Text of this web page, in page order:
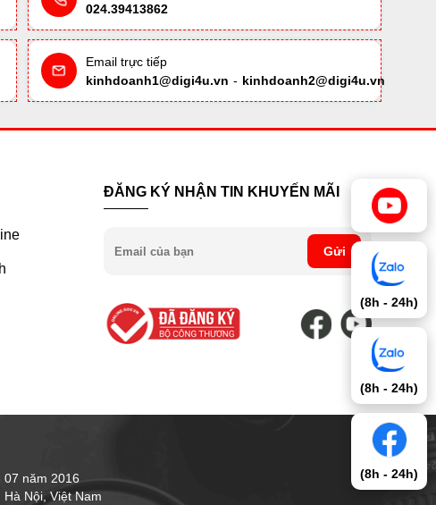
024.39413862
Email trực tiếp
kinhdoanh1@digi4u.vn - kinhdoanh2@digi4u.vn
ĐĂNG KÝ NHẬN TIN KHUYẾN MÃI
Gửi
năm 2016
Nội, Việt Nam
(8h - 24h)
(8h - 24h)
(8h - 24h)